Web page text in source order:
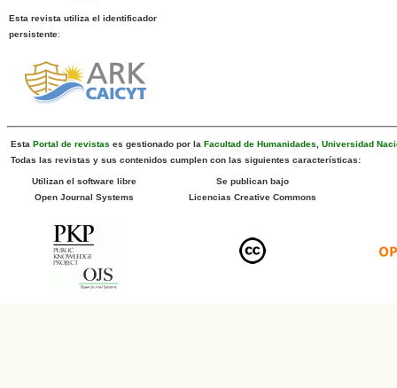
Esta revista utiliza el identificador
persistente:
Esta Portal de revistas es gestionado por la Facultad de Humanidades
Universidad
Todas las revistas y sus contenidos cumplen con las siguientes características:
Utilizan el software libre
Open Journal Systems
Se publican bajo
Licencias Creative Commons